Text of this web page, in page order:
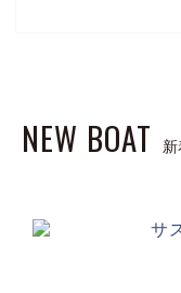
NEW BOAT